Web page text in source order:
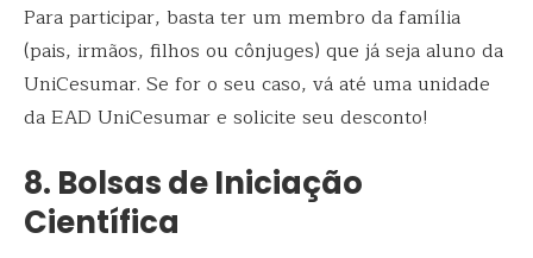
Para participar, basta ter um membro da família
(pais, irmãos, filhos ou cônjuges) que já seja aluno da
UniCesumar. Se for o seu caso, vá até uma unidade
da EAD UniCesumar e solicite seu desconto!
8. Bolsas de Iniciação
Científica